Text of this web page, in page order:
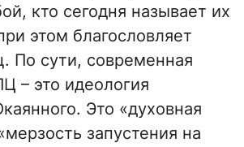
кто сегодня называет их
этом благословляет
По сути, современная
– это идеология
Это «духовная
запустения на